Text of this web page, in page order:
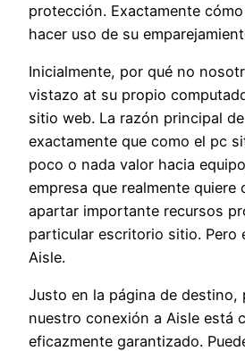
protección. Exactamente
hacer uso de su
Inicialmente, por qué no
vistazo at su propio
sitio web. La razón principal
exactamente que como el pc
poco o nada valor hacia
empresa que realmente quiere
apartar importante recursos
particular escritorio sitio. Pero
Aisle.
Justo en la página de destino,
nuestro conexión a Aisle está
eficazmente garantizado.